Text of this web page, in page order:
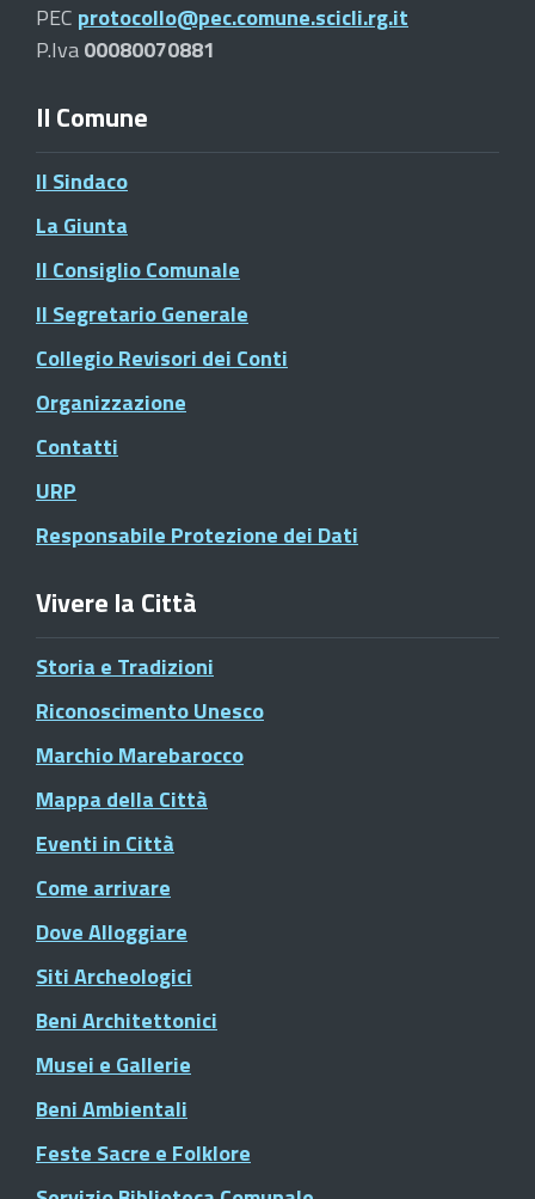
PEC protocollo@pec.comune.scicli.rg.it
P.Iva00080070881
Il Comune
Il Sindaco
La Giunta
Il Consiglio Comunale
Il Segretario Generale
Collegio Revisori dei Conti
Organizzazione
Contatti
URP
Responsabile Protezione dei Dati
Vivere la Città
Storia e Tradizioni
Riconoscimento Unesco
Marchio Marebarocco
Mappa della Città
Eventi in Città
Come arrivare
Dove Alloggiare
Siti Archeologici
Beni Architettonici
Musei e Gallerie
Beni Ambientali
Feste Sacre e Folklore